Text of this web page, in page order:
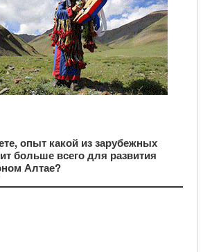
опыт какой из зарубежных
больше всего для развития
Алтае?